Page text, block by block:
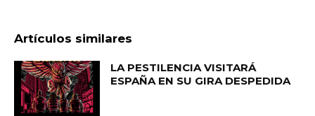
Artículos similares
LA PESTILENCIA VISITARÁ
ESPAÑA EN SU GIRA DESPEDIDA